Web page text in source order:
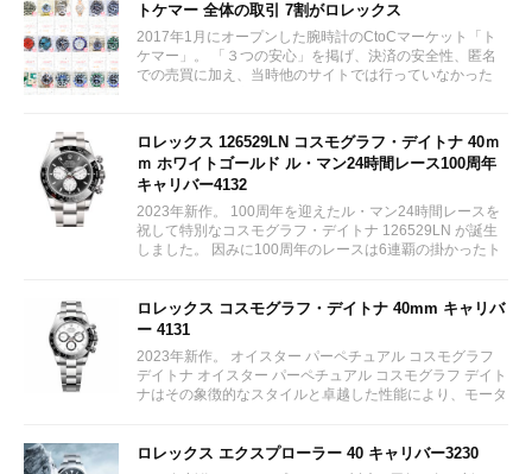
トケマー 全体の取引 7割がロレックス
2017年1月にオープンした腕時計のCtoCマーケット「ト
ケマー」。 「３つの安心」を掲げ、決済の安全性、匿名
での売買に加え、当時他のサイトでは行っていなかった
ロレックス 126529LN コスモグラフ・デイトナ 40ｍ
ｍ ホワイトゴールド ル・マン24時間レース100周年
キャリバー4132
2023年新作。 100周年を迎えたル・マン24時間レースを
祝して特別なコスモグラフ・デイトナ 126529LN が誕生
しました。 因みに100周年のレースは6連覇の掛かったト
ロレックス コスモグラフ・デイトナ 40mm キャリバ
ー 4131
2023年新作。 オイスター パーペチュアル コスモグラフ
デイトナ オイスター パーペチュアル コスモグラフ デイト
ナはその象徴的なスタイルと卓越した性能により、モータ
ロレックス エクスプローラー 40 キャリバー3230